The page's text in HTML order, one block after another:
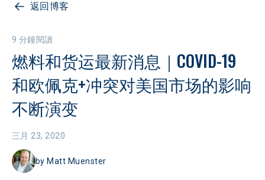
返回博客
9 分鐘閱讀
燃料和货运最新消息｜COVID-19
和欧佩克+冲突对美国市场的影响
不断演变
三月 23, 2020
by Matt Muenster